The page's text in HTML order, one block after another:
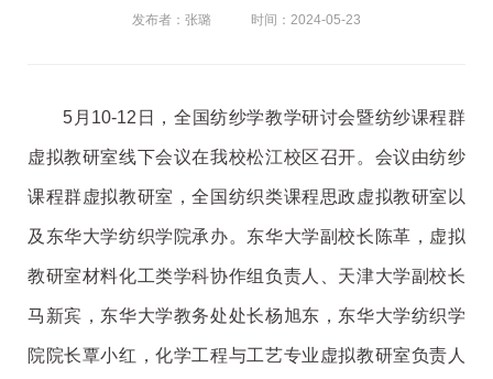
发布者：张璐 时间：2024-05-23
5月10-12日，全国纺纱学教学研讨会暨纺纱课程群
虚拟教研室线下会议在我校松江校区召开。会议由纺纱
课程群虚拟教研室，全国纺织类课程思政虚拟教研室以
及东华大学纺织学院承办。东华大学副校长陈革，虚拟
教研室材料化工类学科协作组负责人、天津大学副校长
马新宾，东华大学教务处处长杨旭东，东华大学纺织学
院院长覃小红，化学工程与工艺专业虚拟教研室负责人